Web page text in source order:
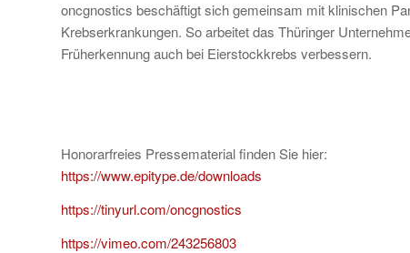
oncgnostics beschäftigt sich gemeinsam mit klinischen
Krebserkrankungen. So arbeitet das Thüringer
Früherkennung auch bei Eierstockkrebs verbessern.
Honorarfreies Pressematerial finden Sie hier:
https://www.epitype.de/downloads
https://tinyurl.com/oncgnostics
https://vimeo.com/243256803